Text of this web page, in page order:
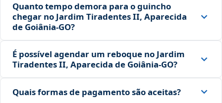
Quanto tempo demora para o guincho
chegar no Jardim Tiradentes II, Aparecida
de Goiânia‑GO?
É possível agendar um reboque no Jardim
Tiradentes II, Aparecida de Goiânia‑GO?
Quais formas de pagamento são aceitas?